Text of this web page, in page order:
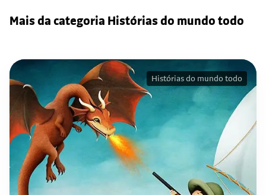
Mais da categoria Histórias do mundo todo
Histórias do mundo todo